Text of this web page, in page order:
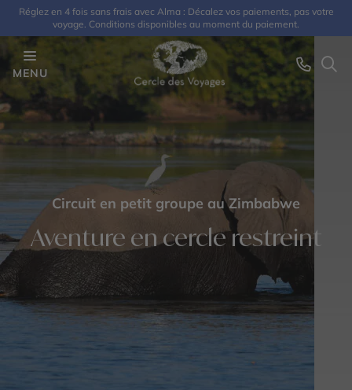
Réglez en 4 fois sans frais avec Alma : Décalez vos paiements, pas votre
voyage. Conditions disponibles au moment du paiement.
MENU
Circuit en petit groupe au Zimbabwe
Aventure en cercle restreint